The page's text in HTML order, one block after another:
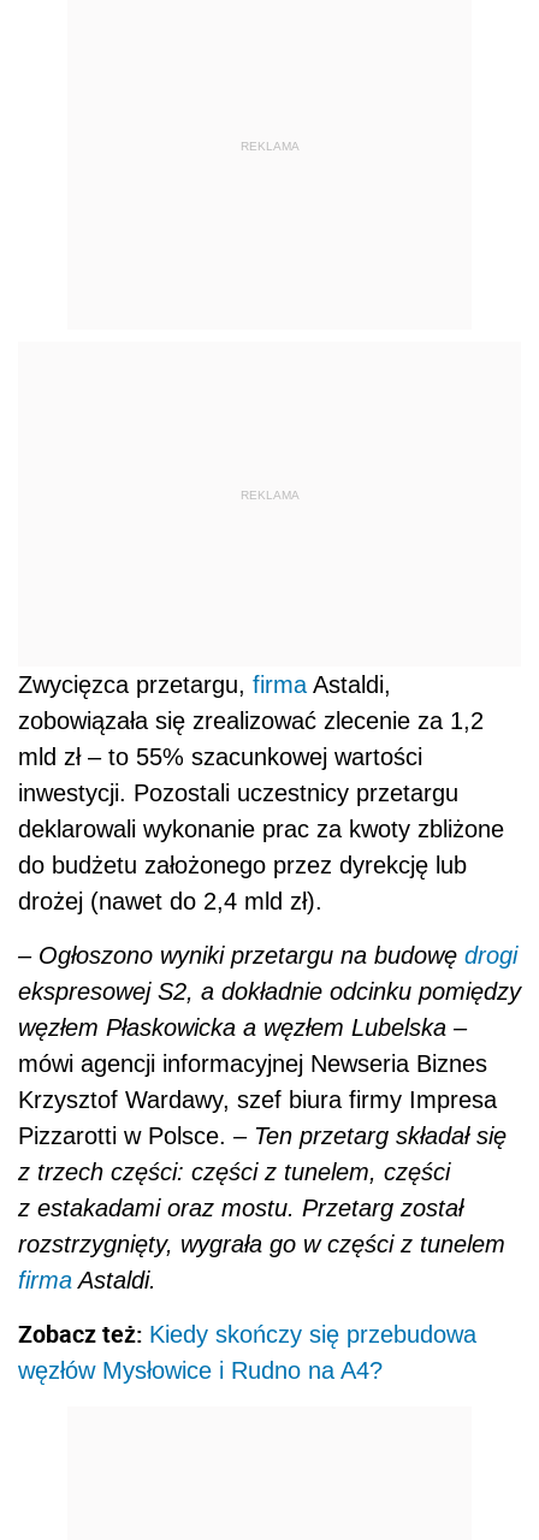
REKLAMA
REKLAMA
Zwycięzca przetargu, firma Astaldi,
zobowiązała się zrealizować zlecenie za 1,2
mld zł – to 55% szacunkowej wartości
inwestycji. Pozostali uczestnicy przetargu
deklarowali wykonanie prac za kwoty zbliżone
do budżetu założonego przez dyrekcję lub
drożej (nawet do 2,4 mld zł).
– Ogłoszono wyniki przetargu na budowę drogi
ekspresowej S2, a dokładnie odcinku pomiędzy
węzłem Płaskowicka a węzłem Lubelska –
mówi agencji informacyjnej Newseria Biznes
Krzysztof Wardawy, szef biura firmy Impresa
Pizzarotti w Polsce. – Ten przetarg składał się
z trzech części: części z tunelem, części
z estakadami oraz mostu. Przetarg został
rozstrzygnięty, wygrała go w części z tunelem
firmaAstaldi.
Zobacz też: Kiedy skończy się przebudowa
węzłów Mysłowice i Rudno na A4?